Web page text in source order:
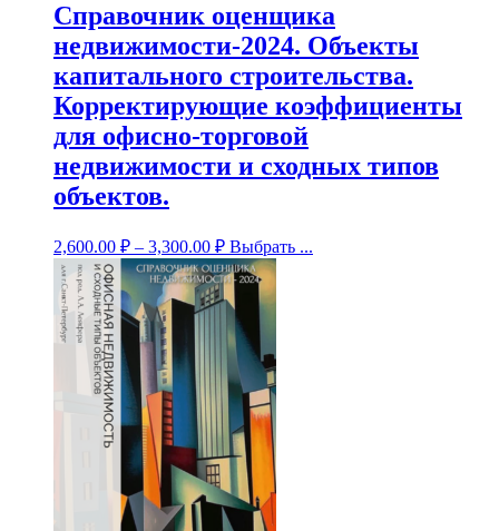
Справочник оценщика
недвижимости-2024. Объекты
капитального строительства.
Корректирующие коэффициенты
для офисно-торговой
недвижимости и сходных типов
объектов.
2,600.00 ₽ – 3,300.00 ₽ Выбрать ...